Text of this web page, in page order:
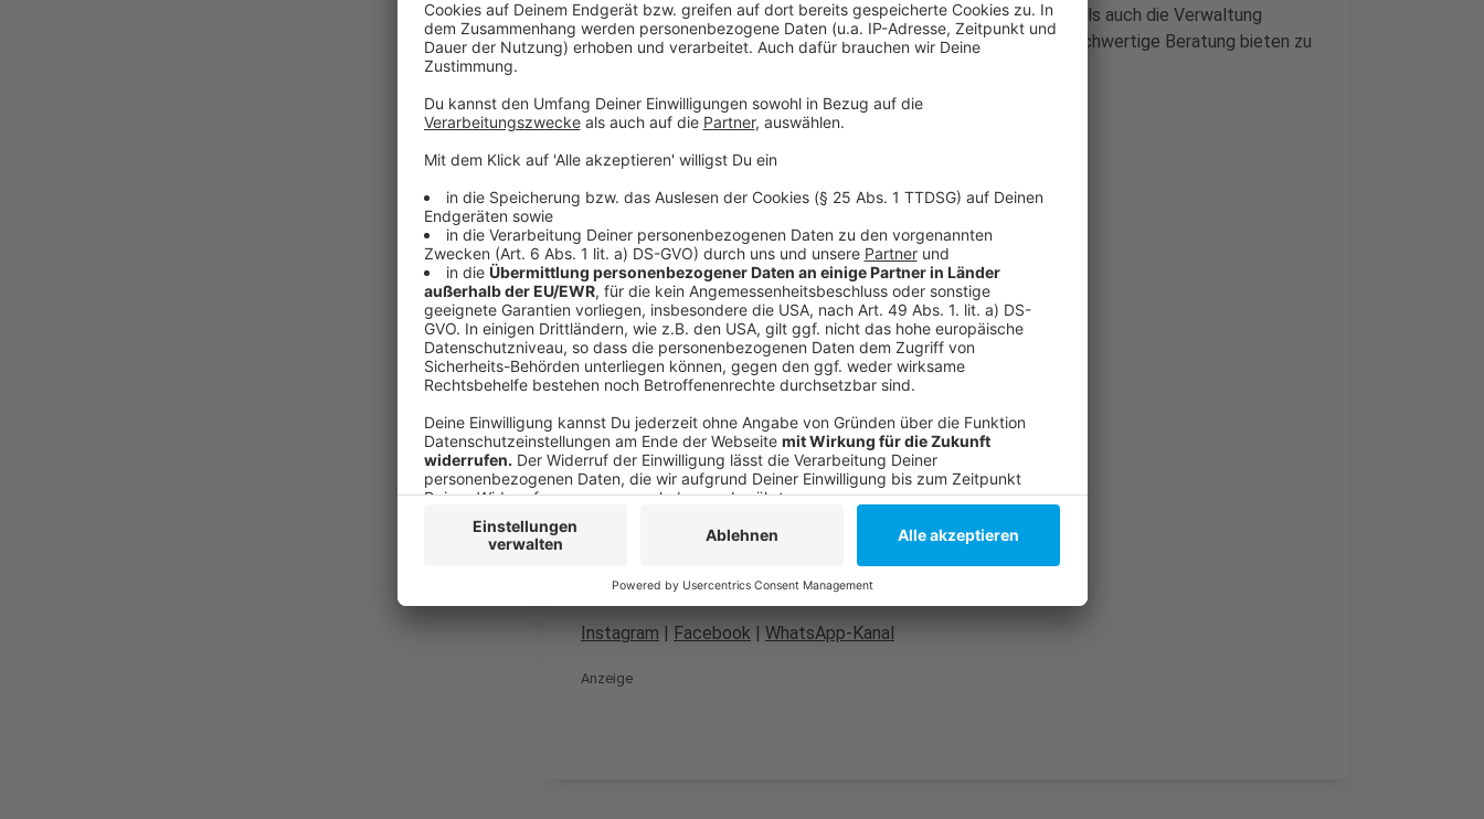
zusätzliches Personal einzustellen. Sowohl die Rechtsabteilung als auch die Verwaltung
werden verstärkt, um den Mitgliedern weiterhin eine qualitativ hochwertige Beratung bieten zu
Anzeige
Weitere Infos und Links zum Thema:
Anzeige
Das Leben in Düsseldorf wird 2026 deutlich teurer
Wohnen wird 2026 teurer: Mieten und Immobilienpreise steigen
Mietwucher in Düsseldorf: Erste Bilanz zu Online-Tool
Anzeige
Instagram | Facebook | WhatsApp-Kanal
Anzeige